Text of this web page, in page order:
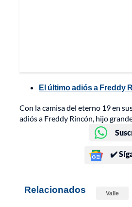
El último adiós a Freddy
Con la camisa del eterno 19 en
adiós a Freddy Rincón, hijo
✔️
Relacionados Valle